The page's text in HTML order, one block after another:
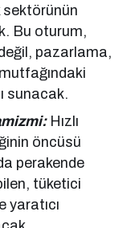
sektörünün
Bu oturum,
pazarlama,
sunacak.
Hızlı
öncüsü
perakende
tüketici
yaratıcı